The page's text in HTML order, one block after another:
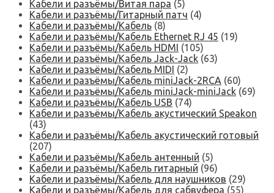
Кабели и разъёмы/Витая пара (5)
Кабели и разъёмы/Гитарный патч (4)
Кабели и разъёмы/Кабель (8)
Кабели и разъёмы/Кабель Ethernet RJ 45 (19)
Кабели и разъёмы/Кабель HDMI (105)
Кабели и разъёмы/Кабель Jack-Jack (63)
Кабели и разъёмы/Кабель MIDI (2)
Кабели и разъёмы/Кабель miniJack-2RCA (60)
Кабели и разъёмы/Кабель miniJack-miniJack (69)
Кабели и разъёмы/Кабель USB (74)
Кабели и разъёмы/Кабель акустический Speakon
(43)
Кабели и разъёмы/Кабель акустический готовый
(207)
Кабели и разъёмы/Кабель антенный (5)
Кабели и разъёмы/Кабель гитарный (96)
Кабели и разъёмы/Кабель для наушников (29)
Кабели и разъёмы/Кабель для сабвуфера (55)